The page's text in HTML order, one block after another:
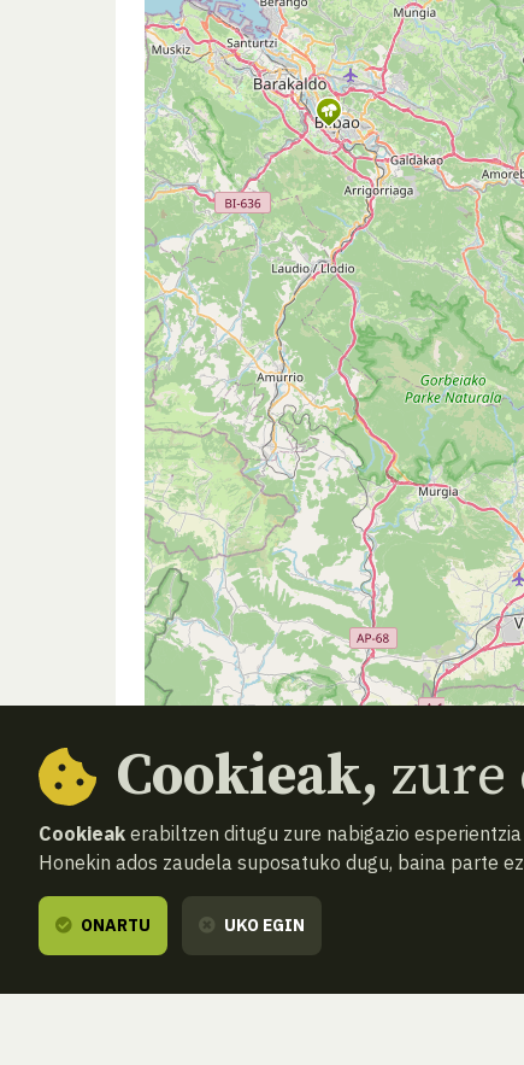
Cookieak, zure
Cookieak erabiltzen ditugu zure nabigazio
Honekin ados zaudela suposatuko dugu, baina parte
ONARTU UKO EGIN